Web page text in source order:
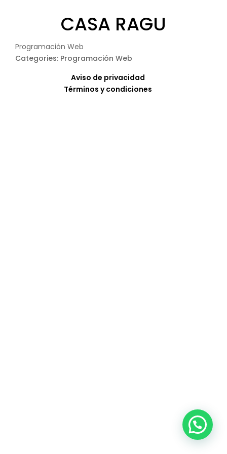
CASA RAGU
Programación Web
Categories: Programación Web
Aviso de privacidad
Términos y condiciones